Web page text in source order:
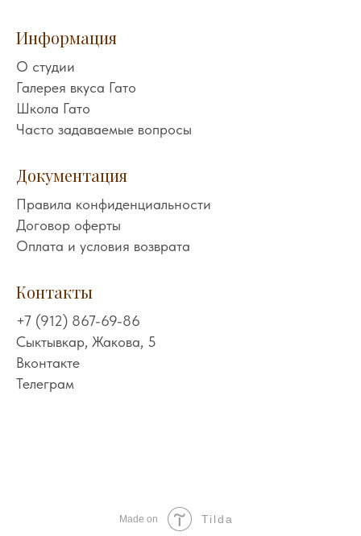
Информация
О студии
Галерея вкуса Гато
Школа Гато
Часто задаваемые вопросы
Документация
Правила конфиденциальности
Договор оферты
Оплата и условия возврата
Контакты
+7 (912) 867-69-86
Сыктывкар, Жакова, 5
Вконтакте
Телеграм
Made on Tilda